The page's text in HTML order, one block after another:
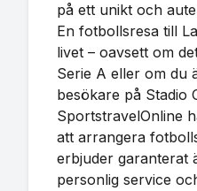
på ett unikt och
En fotbollsresa till
livet – oavsett om
Serie A eller om du
besökare på Stadio
SportstravelOnline
att arrangera
erbjuder garanterat
personlig service